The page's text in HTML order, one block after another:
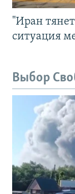
"Иран
ситуация
Выбор